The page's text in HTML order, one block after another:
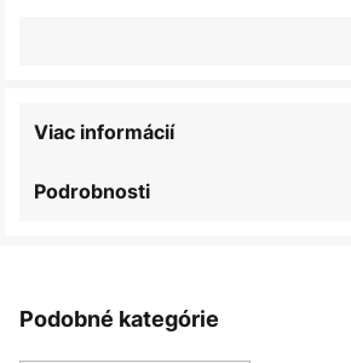
Podrobnosti
Viac informácií
Podobné kategórie